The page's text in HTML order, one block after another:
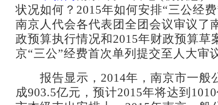
状况如何？2015年如何安排“三公经
南京人代会各代表团全团会议审议了
政预算执行情况和2015年财政预算草
京“三公”经费首次单列提交至人大审
报告显示，2014年，南京市一般
成903.5亿元，预计2015年将达到